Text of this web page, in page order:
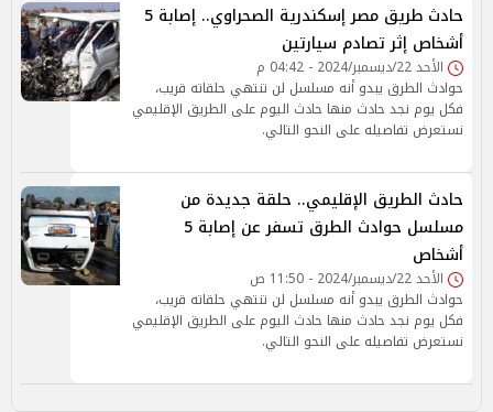
حادث طريق مصر إسكندرية الصحراوي.. إصابة 5
أشخاص إثر تصادم سيارتين
الأحد 22/ديسمبر/2024 - 04:42 م
حوادث الطرق يبدو أنه مسلسل لن تنتهي حلقاته قريب،
فكل يوم نجد حادث منها حادث اليوم على الطريق الإقليمي
نستعرض تفاصيله على النحو التالي.
حادث الطريق الإقليمي.. حلقة جديدة من
مسلسل حوادث الطرق تسفر عن إصابة 5
أشخاص
الأحد 22/ديسمبر/2024 - 11:50 ص
حوادث الطرق يبدو أنه مسلسل لن تنتهي حلقاته قريب،
فكل يوم نجد حادث منها حادث اليوم على الطريق الإقليمي
نستعرض تفاصيله على النحو التالي.